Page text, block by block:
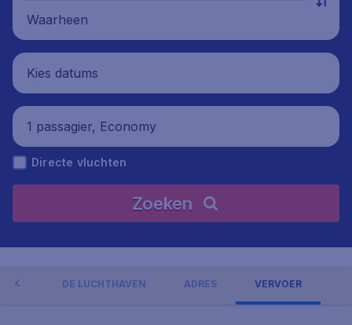
Waarheen
Kies datums
1 passagier, Economy
Directe vluchten
Zoeken
DE LUCHTHAVEN ADRES VERVOER